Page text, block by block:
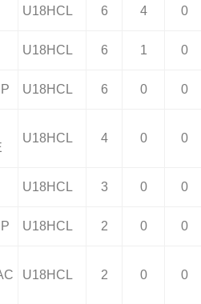
U18HCL 6 4 0
U18HCL 6 1 0
U18HCL 6 0 0
U18HCL 4 0 0
U18HCL 3 0 0
U18HCL 2 0 0
U18HCL 2 0 0